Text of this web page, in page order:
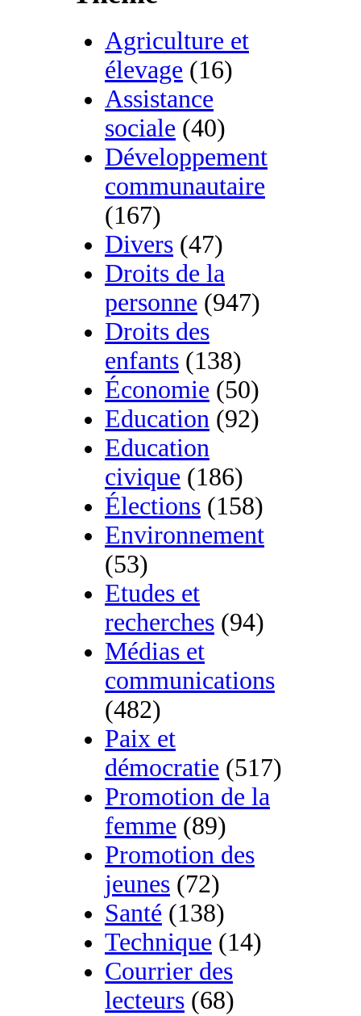
Agriculture et
élevage (16)
Assistance
sociale (40)
Développement
communautaire
(167)
Divers (47)
Droits de la
personne (947)
Droits des
enfants (138)
Économie (50)
Education (92)
Education
civique (186)
Élections (158)
Environnement
(53)
Etudes et
recherches (94)
Médias et
communications
(482)
Paix et
démocratie (517)
Promotion de la
femme (89)
Promotion des
jeunes (72)
Santé (138)
Technique (14)
Courrier des
lecteurs (68)